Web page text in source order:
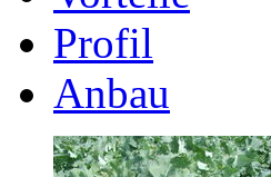
Profil
Anbau